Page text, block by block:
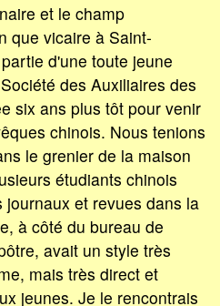
et le champ
que vicaire à Saint-
d'une toute jeune
des Auxiliaires des
six ans plus tôt pour venir
chinois. Nous tenions
le grenier de la maison
étudiants chinois
et revues dans la
à côté du bureau de
avait un style très
mais très direct et
jeunes. Je le rencontrais